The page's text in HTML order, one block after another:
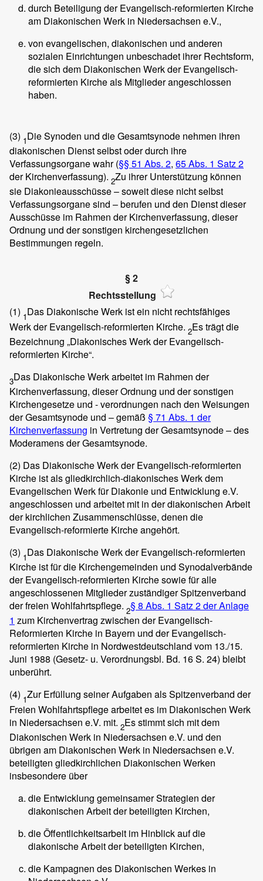
durch Beteiligung der Evangelisch-reformierten Kirche
am Diakonischen Werk in Niedersachsen e.V.,
von evangelischen, diakonischen und anderen
sozialen Einrichtungen unbeschadet ihrer Rechtsform,
die sich dem Diakonischen Werk der Evangelisch-
reformierten Kirche als Mitglieder angeschlossen
haben.
(3) 1Die Synoden und die Gesamtsynode nehmen ihren
diakonischen Dienst selbst oder durch ihre
Verfassungsorgane wahr (§§ 51 Abs. 2, 65 Abs. 1 Satz 2
der Kirchenverfassung). 2Zu ihrer Unterstützung können
sie Diakonieausschüsse – soweit diese nicht selbst
Verfassungsorgane sind – berufen und den Dienst dieser
Ausschüsse im Rahmen der Kirchenverfassung, dieser
Ordnung und der sonstigen kirchengesetzlichen
Bestimmungen regeln.
§ 2
Rechtsstellung
(1) 1Das Diakonische Werk ist ein nicht rechtsfähiges
Werk der Evangelisch-reformierten Kirche. 2Es trägt die
Bezeichnung „Diakonisches Werk der Evangelisch-
reformierten Kirche“.
3Das Diakonische Werk arbeitet im Rahmen der
Kirchenverfassung, dieser Ordnung und der sonstigen
Kirchengesetze und - verordnungen nach den Weisungen
der Gesamtsynode und – gemäß § 71 Abs. 1 der
Kirchenverfassung in Vertretung der Gesamtsynode – des
Moderamens der Gesamtsynode.
(2) Das Diakonische Werk der Evangelisch-reformierten
Kirche ist als gliedkirchlich-diakonisches Werk dem
Evangelischen Werk für Diakonie und Entwicklung e.V.
angeschlossen und arbeitet mit in der diakonischen Arbeit
der kirchlichen Zusammenschlüsse, denen die
Evangelisch-reformierte Kirche angehört.
(3) 1Das Diakonische Werk der Evangelisch-reformierten
Kirche ist für die Kirchengemeinden und Synodalverbände
der Evangelisch-reformierten Kirche sowie für alle
angeschlossenen Mitglieder zuständiger Spitzenverband
der freien Wohlfahrtspflege. 2§ 8 Abs. 1 Satz 2 der Anlage
1 zum Kirchenvertrag zwischen der Evangelisch-
Reformierten Kirche in Bayern und der Evangelisch-
reformierten Kirche in Nordwestdeutschland vom 13./15.
Juni 1988 (Gesetz- u. Verordnungsbl. Bd. 16 S. 24) bleibt
unberührt.
(4) 1Zur Erfüllung seiner Aufgaben als Spitzenverband der
Freien Wohlfahrtspflege arbeitet es im Diakonischen Werk
in Niedersachsen e.V. mit. 2Es stimmt sich mit dem
Diakonischen Werk in Niedersachsen e.V. und den
übrigen am Diakonischen Werk in Niedersachsen e.V.
beteiligten gliedkirchlichen Diakonischen Werken
insbesondere über
die Entwicklung gemeinsamer Strategien der
diakonischen Arbeit der beteiligten Kirchen,
die Öffentlichkeitsarbeit im Hinblick auf die
diakonische Arbeit der beteiligten Kirchen,
die Kampagnen des Diakonischen Werkes in